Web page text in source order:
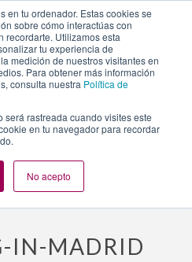
en tu ordenador. Estas cookies se
sobre cómo interactúas con
recordarte. Utilizamos esta
tu experiencia de
medición de nuestros visitantes en
Para obtener más información
consulta nuestra Política de
será rastreada cuando visites este
en tu navegador para recordar
No acepto
wedding-in-madrid-venues-
wedding-in-madrid/
»Wedding in Madrid: venues,
wedding-in-madrid
IN-MADRID